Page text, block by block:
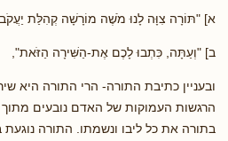
א] "תּוֹרָה צִוָּה לָנוּ מֹשֶׁה מוֹרָשָׁה קְהִלַּת
ב] "וְעַתָּה, כִּתְבוּ לָכֶם אֶת-הַשִּׁירָה הַזֹּאת",
ובעניין כתיבת התורה- הרי התורה היא
הרגשות העמוקות של האדם נובעים
בתורה את כל ליבו ונשמתו. התורה נוגעת